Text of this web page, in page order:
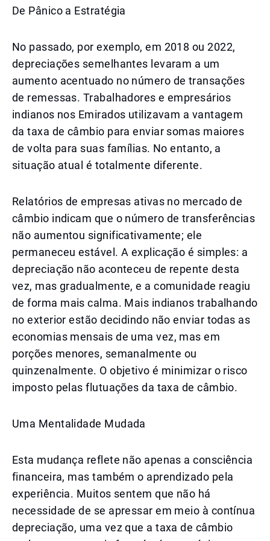
De Pânico a Estratégia
No passado, por exemplo, em 2018 ou 2022,
depreciações semelhantes levaram a um
aumento acentuado no número de transações
de remessas. Trabalhadores e empresários
indianos nos Emirados utilizavam a vantagem
da taxa de câmbio para enviar somas maiores
de volta para suas famílias. No entanto, a
situação atual é totalmente diferente.
Relatórios de empresas ativas no mercado de
câmbio indicam que o número de transferências
não aumentou significativamente; ele
permaneceu estável. A explicação é simples: a
depreciação não aconteceu de repente desta
vez, mas gradualmente, e a comunidade reagiu
de forma mais calma. Mais indianos trabalhando
no exterior estão decidindo não enviar todas as
economias mensais de uma vez, mas em
porções menores, semanalmente ou
quinzenalmente. O objetivo é minimizar o risco
imposto pelas flutuações da taxa de câmbio.
Uma Mentalidade Mudada
Esta mudança reflete não apenas a consciência
financeira, mas também o aprendizado pela
experiência. Muitos sentem que não há
necessidade de se apressar em meio à contínua
depreciação, uma vez que a taxa de câmbio